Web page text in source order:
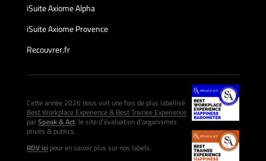
iSuite Axiome Alpha
iSuite Axiome Provence
Recouvrer.fr
Cette année 2026 nous voit une fois de plus labellisé
Best Workplace Experience & Best Trainee Experience
parSpeak & Act, le site d’évaluation d’organismes
privés & publics.
RDV icipour en savoir plus sur nos labels.